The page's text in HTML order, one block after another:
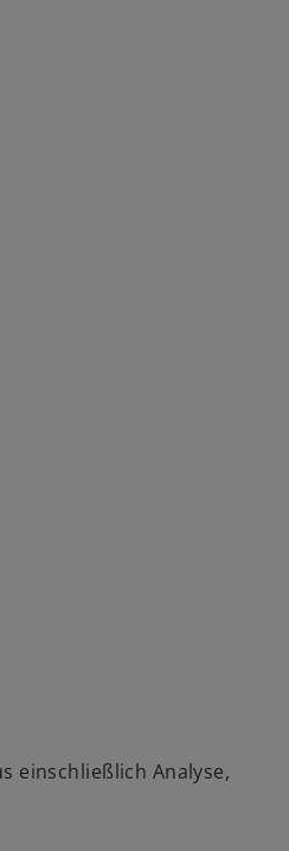
einschließlich Analyse,